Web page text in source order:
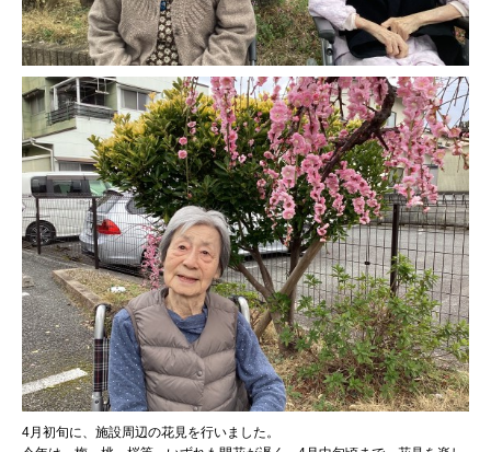
4月初旬に、施設周辺の花見を行いました。